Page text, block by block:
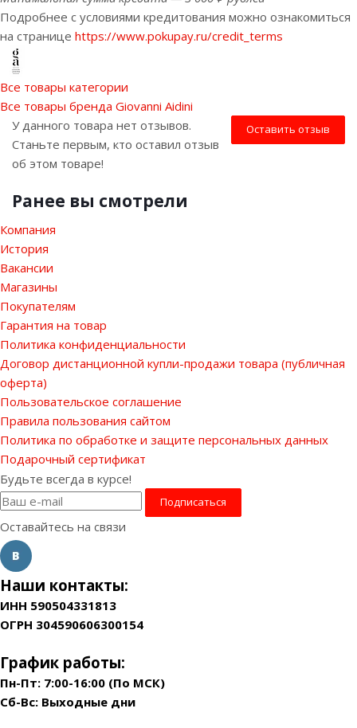
Подробнее с условиями кредитования можно ознакомиться
на странице https://www.pokupay.ru/credit_terms
Все товары категории
Все товары бренда Giovanni Aidini
Оставить отзыв
У данного товара нет отзывов.
Станьте первым, кто оставил отзыв
об этом товаре!
Ранее вы смотрели
Компания
История
Вакансии
Магазины
Покупателям
Гарантия на товар
Политика конфиденциальности
Договор дистанционной купли-продажи товара (публичная
оферта)
Пользовательское соглашение
Правила пользования сайтом
Политика по обработке и защите персональных данных
Подарочный сертификат
Будьте всегда в курсе!
Оставайтесь на связи
Наши контакты:
ИНН 590504331813
ОГРН 304590606300154
График работы:
Пн-Пт: 7:00-16:00 (По МСК)
Сб-Вс: Выходные дни